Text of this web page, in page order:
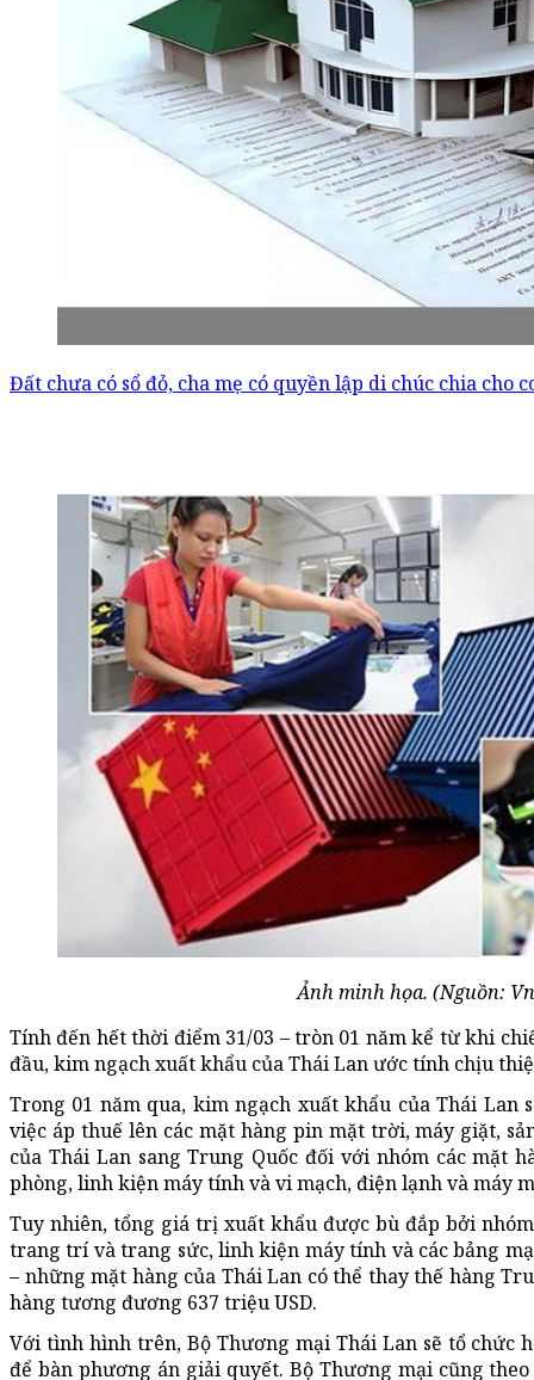
Đất chưa có sổ đỏ, cha mẹ có quyền lập di chúc chia cho
Ảnh minh họa. (Nguồn:
Tính đến hết thời điểm 31/03 – tròn 01 năm kể từ khi
đầu, kim ngạch xuất khẩu của Thái Lan ước tính chịu
Trong 01 năm qua, kim ngạch xuất khẩu của Thái Lan
việc áp thuế lên các mặt hàng pin mặt trời, máy giặt,
của Thái Lan sang Trung Quốc đối với nhóm các mặt
phòng, linh kiện máy tính và vi mạch, điện lạnh và máy
Tuy nhiên, tổng giá trị xuất khẩu được bù đắp bởi
trang trí và trang sức, linh kiện máy tính và các bảng
– những mặt hàng của Thái Lan có thể thay thế hàng
hàng tương đương 637 triệu USD.
Với tình hình trên, Bộ Thương mại Thái Lan sẽ tổ chức
để bàn phương án giải quyết. Bộ Thương mại cũng